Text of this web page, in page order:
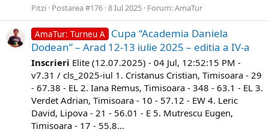
Pitzi Postarea #176 8 Iul 2025 Forum:AmaTur
AmaTur: Turneu A Cupa “Academia Daniela
Dodean” – Arad 12-13 iulie 2025 – editia a IV-a
Inscrieri Elite (12.07.2025) - 04 Jul, 12:52:15 PM -
v7.31 / cls_2025-iul 1. Cristanus Cristian, Timisoara - 29
- 67.38 - EL 2. Iana Remus, Timisoara - 348 - 63.1 - EL 3.
Verdet Adrian, Timisoara - 10 - 57.12 - EW 4. Leric
David, Lipova - 21 - 56.01 - E 5. Mutrescu Eugen,
Timisoara - 17 - 55.8...